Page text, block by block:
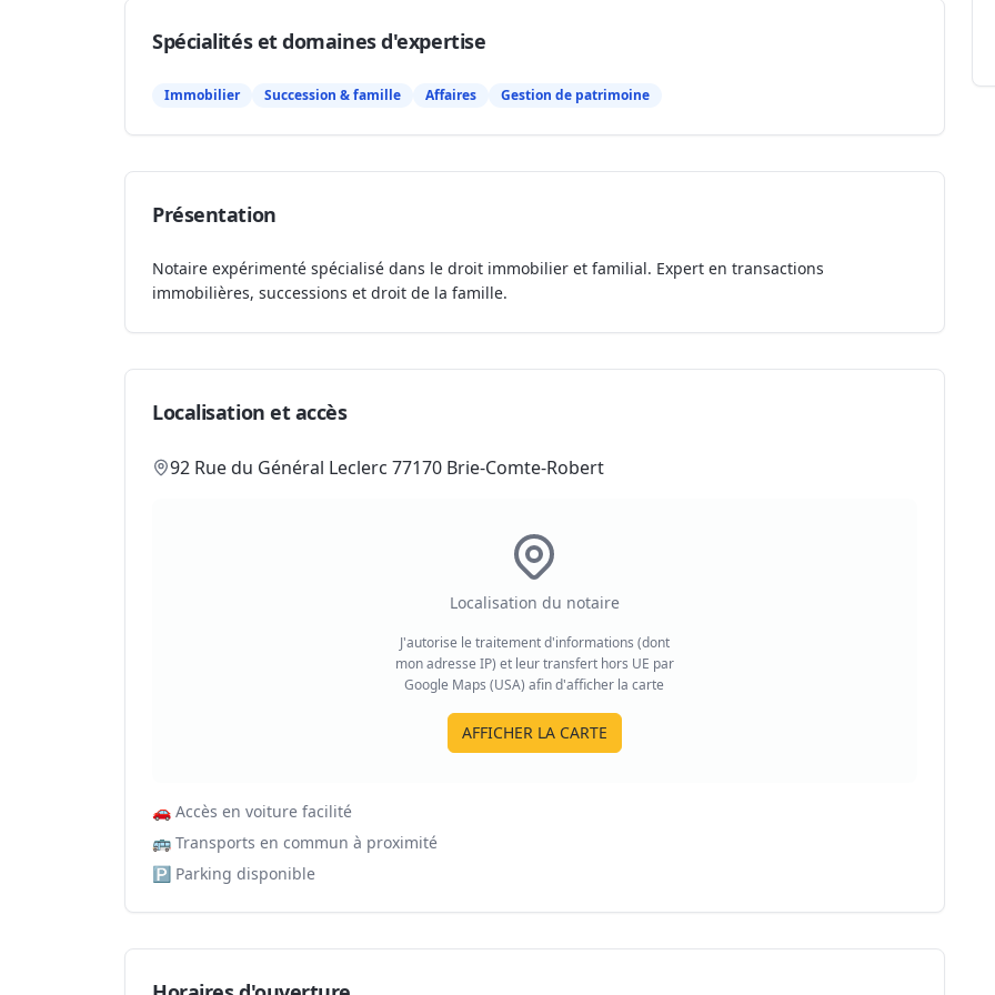
Spécialités et domaines d'expertise
Immobilier Succession & famille Affaires Gestion de patrimoine
Présentation
Notaire expérimenté spécialisé dans le droit immobilier et familial. Expert en transactions
immobilières, successions et droit de la famille.
Localisation et accès
92 Rue du Général Leclerc 77170 Brie-Comte-Robert
Localisation du notaire
J'autorise le traitement d'informations (dont
mon adresse IP) et leur transfert hors UE par
Google Maps (USA) afin d'afficher la carte
AFFICHER LA CARTE
🚗 Accès en voiture facilité
🚌 Transports en commun à proximité
🅿️ Parking disponible